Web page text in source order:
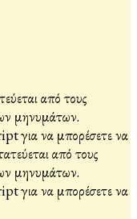
από τους
μηνυμάτων.
για να μπορέσετε να
από τους
μηνυμάτων.
για να μπορέσετε να